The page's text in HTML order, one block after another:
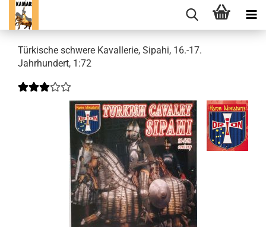
Türkische schwere Kavallerie, Sipahi, 16.-17.
Jahrhundert, 1:72